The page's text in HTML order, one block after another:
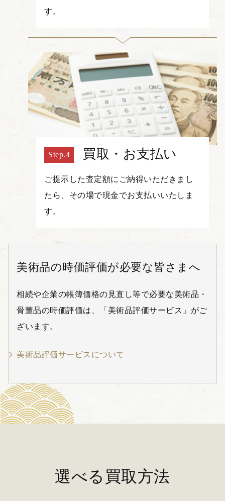
す。
買取・お支払い
ご提示した査定額にご納得いただきまし
たら、その場で現金でお支払いいたしま
す。
美術品の時価評価が必要な皆さまへ
相続や企業の帳簿価格の見直し等で必要な美術品・
骨董品の時価評価は、「美術品評価サービス」がご
ざいます。
美術品評価サービスについて
選べる買取方法